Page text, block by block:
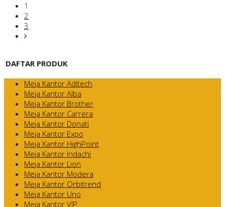
1
2
3
DAFTAR PRODUK
Meja Kantor Aditech
Meja Kantor Alba
Meja Kantor Brother
Meja Kantor Carrera
Meja Kantor Donati
Meja Kantor Expo
Meja Kantor HighPoint
Meja Kantor Indachi
Meja Kantor Lion
Meja Kantor Modera
Meja Kantor Orbitrend
Meja Kantor Uno
Meja Kantor VIP